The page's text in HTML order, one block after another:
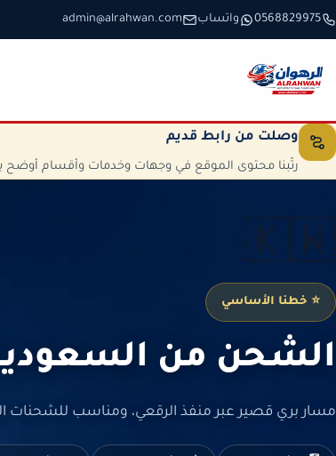
تخطَّ إلى المحتوى
0568829975 واتساب admin@alrahwan.com
وصلت من رابط قديم
رتّبنا محتوى الموقع في وجهات وخدمات وأقسام أوضح
🇰🇼
⭐ خطنا الأساسي
الشحن من
مسار بري قصير عبر منفذ الرقعي، ومناسب للشحنات